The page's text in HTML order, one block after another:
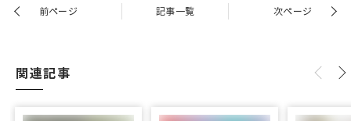
前ページ 記事一覧 次ページ
関連記事